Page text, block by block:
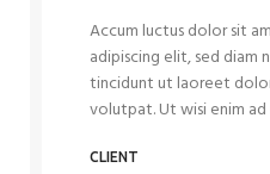
Accum luctus dolor sit
adipiscing elit, sed diam
tincidunt ut laoreet
volutpat. Ut wisi enim ad
CLIENT